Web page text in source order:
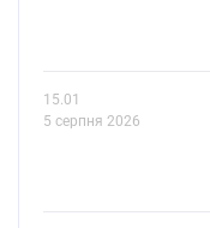
15.01
5 серпня 2026